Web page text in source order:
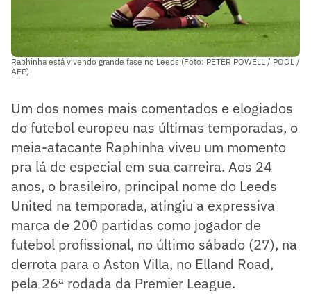
Raphinha está vivendo grande fase no Leeds (Foto: PETER POWELL / POOL /
AFP)
Um dos nomes mais comentados e elogiados
do futebol europeu nas últimas temporadas, o
meia-atacante Raphinha viveu um momento
pra lá de especial em sua carreira. Aos 24
anos, o brasileiro, principal nome do Leeds
United na temporada, atingiu a expressiva
marca de 200 partidas como jogador de
futebol profissional, no último sábado (27), na
derrota para o Aston Villa, no Elland Road,
pela 26ª rodada da Premier League.